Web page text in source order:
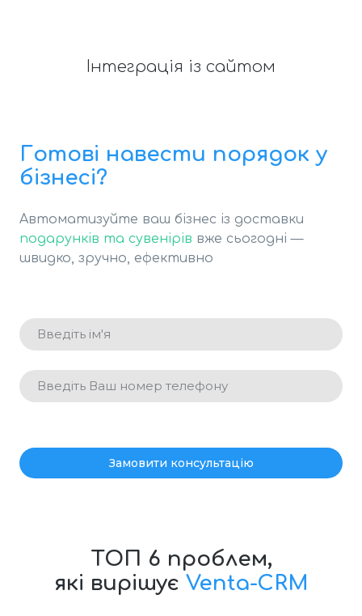
Інтеграція із сайтом
Готові навести порядок у
бізнесі?
Автоматизуйте ваш бізнес із доставки
подарунків та сувенірів вже сьогодні —
швидко, зручно, ефективно
Замовити консультацію
ТОП 6 проблем,
які вирішує Venta-CRM